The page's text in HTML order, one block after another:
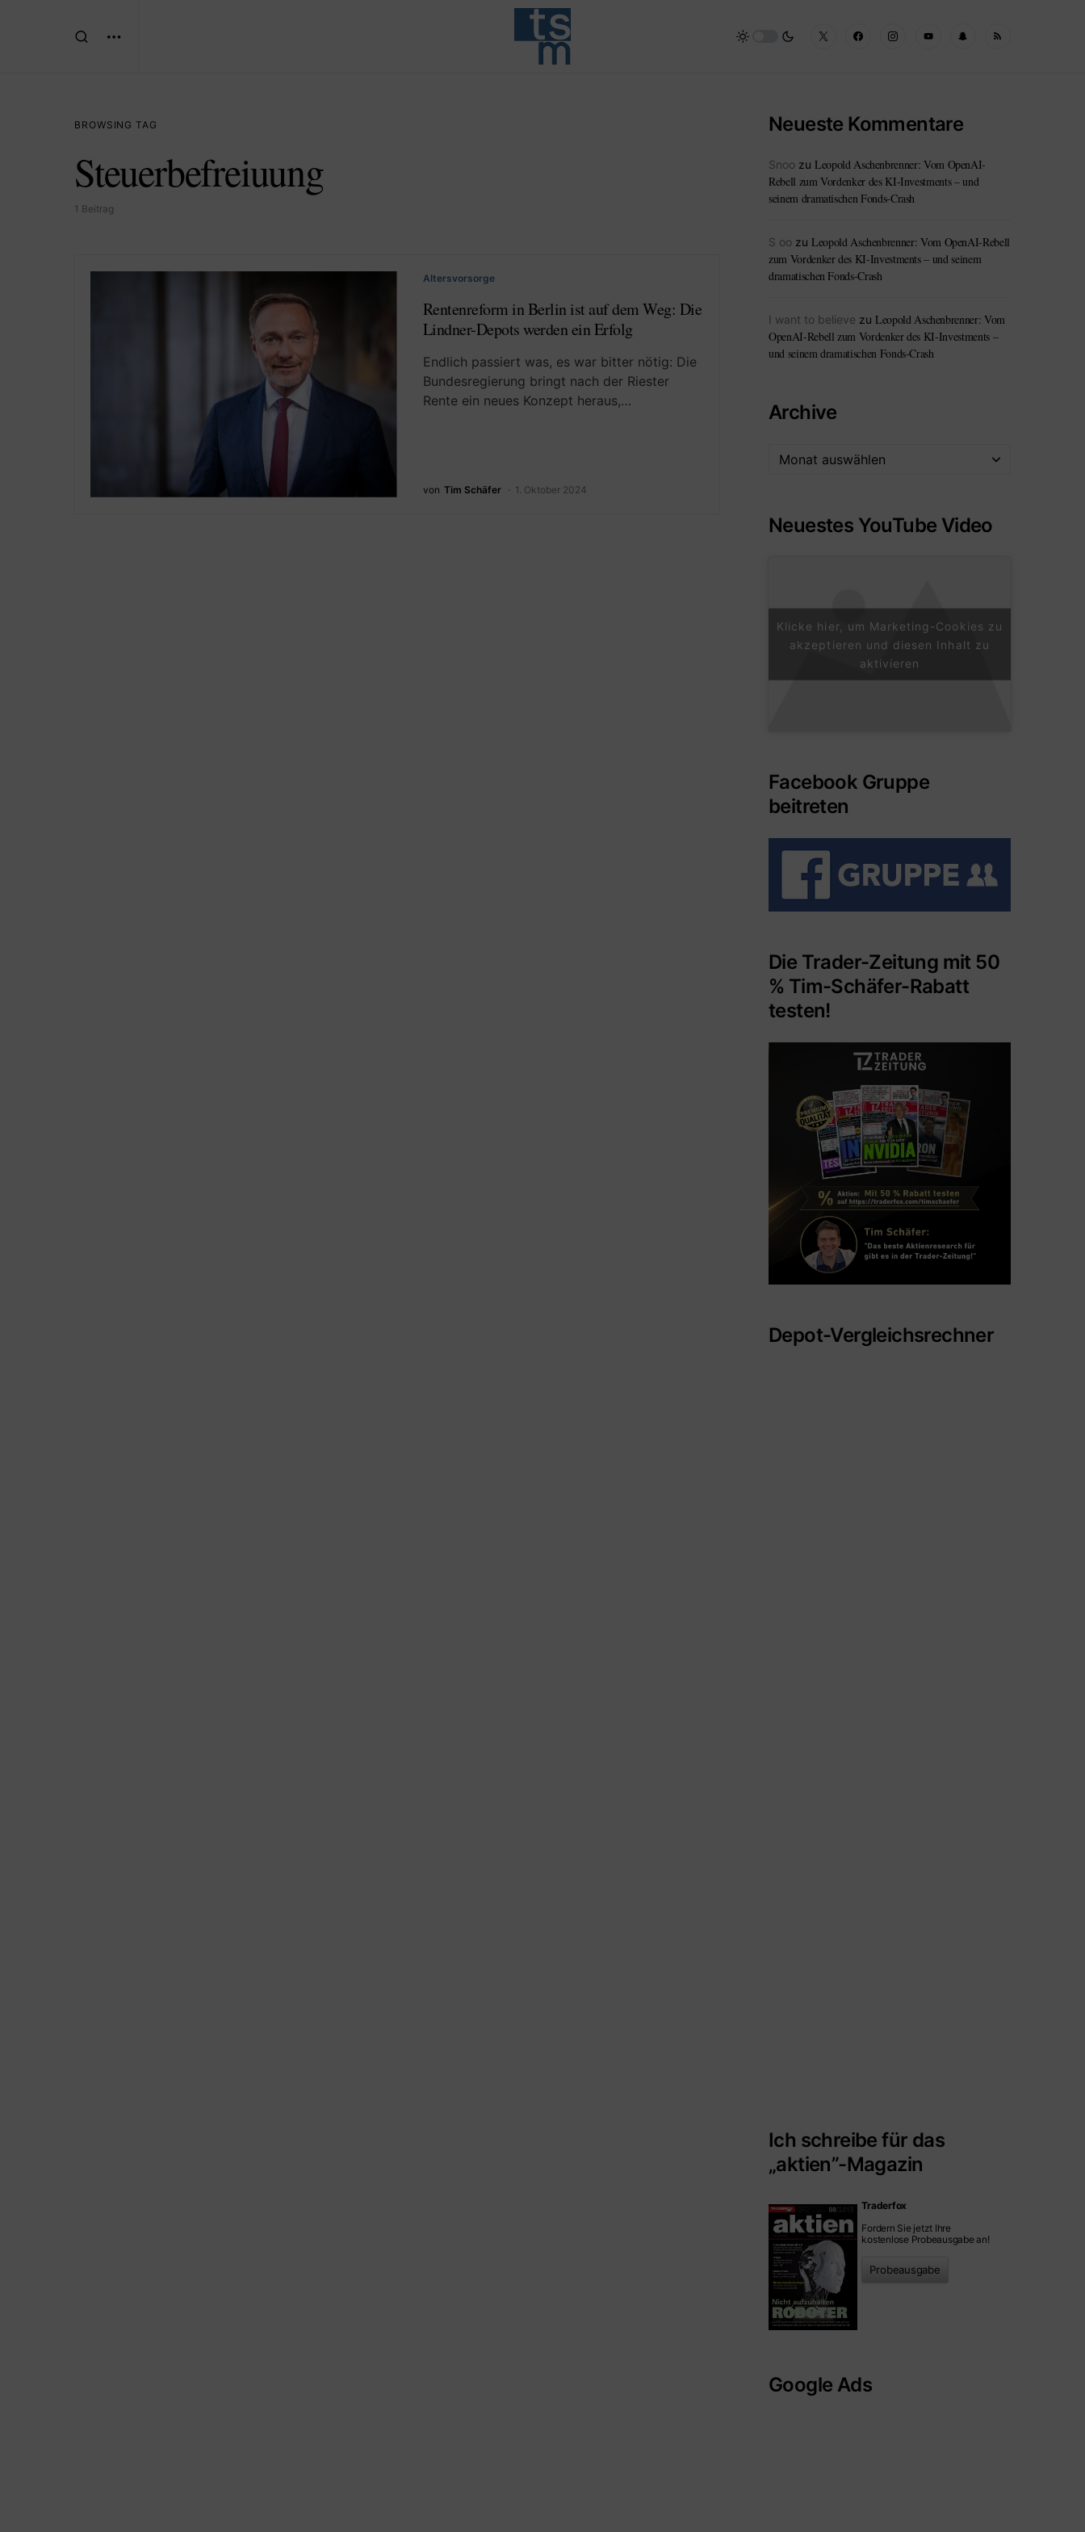
BROWSING TAG
Steuerbefreiuung
1 Beitrag
Altersvorsorge
Rentenreform in Berlin ist auf dem Weg: Die
Lindner-Depots werden ein Erfolg
Endlich passiert was, es war bitter nötig: Die
Bundesregierung bringt nach der Riester
Rente ein neues Konzept heraus,…
von Tim Schäfer 1. Oktober 2024
Neueste Kommentare
Snoo zu Leopold Aschenbrenner: Vom OpenAI-
Rebell zum Vordenker des KI-Investments – und
seinem dramatischen Fonds-Crash
S oo zu Leopold Aschenbrenner: Vom OpenAI-Rebell
zum Vordenker des KI-Investments – und seinem
dramatischen Fonds-Crash
I want to believe zu Leopold Aschenbrenner: Vom
OpenAI-Rebell zum Vordenker des KI-Investments –
und seinem dramatischen Fonds-Crash
Archive
Neuestes YouTube Video
Klicke hier, um Marketing-Cookies zu
akzeptieren und diesen Inhalt zu
aktivieren
Facebook Gruppe
beitreten
Die Trader-Zeitung mit 50
% Tim-Schäfer-Rabatt
testen!
Depot-Vergleichsrechner
Ich schreibe für das
„aktien”-Magazin
Traderfox
Fordern Sie jetzt Ihre
kostenlose Probeausgabe an!
Probeausgabe
Google Ads